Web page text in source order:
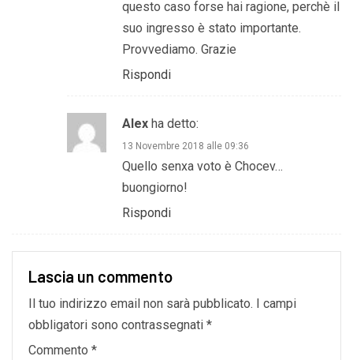
questo caso forse hai ragione, perchè il
suo ingresso è stato importante.
Provvediamo. Grazie
Rispondi
Alex ha detto:
13 Novembre 2018 alle 09:36
Quello senxa voto è Chocev…
buongiorno!
Rispondi
Lascia un commento
Il tuo indirizzo email non sarà pubblicato.
I campi
obbligatori sono contrassegnati *
Commento *